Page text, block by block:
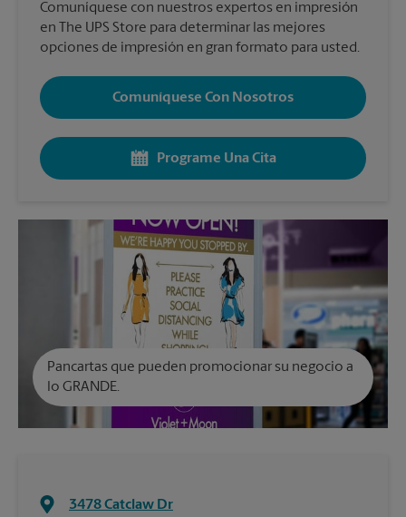
Comuníquese con nuestros expertos en impresión
en The UPS Store para determinar las mejores
opciones de impresión en gran formato para usted.
Comuníquese Con Nosotros
Programe Una Cita
Pancartas que pueden promocionar su negocio a
lo GRANDE.
3478 Catclaw Dr